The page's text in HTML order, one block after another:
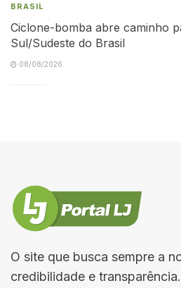
BRASIL
Ciclone-bomba abre caminho
Sul/Sudeste do Brasil
08/08/2026
O site que busca sempre a
credibilidade e transparência.